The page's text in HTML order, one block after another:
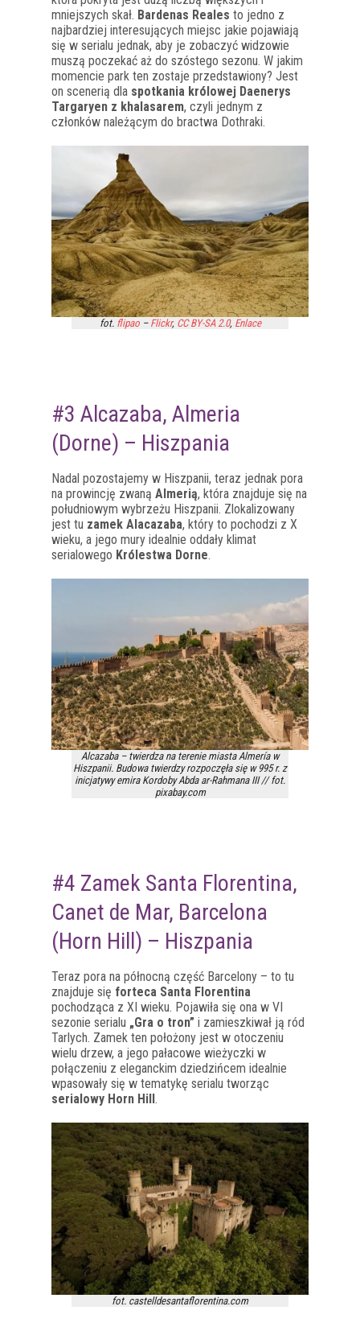
mniejszych skał. Bardenas Reales to jedno z
najbardziej interesujących miejsc jakie pojawiają
się w serialu jednak, aby je zobaczyć widzowie
muszą poczekać aż do szóstego sezonu. W jakim
momencie park ten zostaje przedstawiony? Jest
on scenerią dla spotkania królowej Daenerys
Targaryen z khalasarem, czyli jednym z
członków należącym do bractwa Dothraki.
fot. flipao– Flickr, CC BY-SA 2.0, Enlace
#3 Alcazaba, Almeria
(Dorne) – Hiszpania
Nadal pozostajemy w Hiszpanii, teraz jednak pora
na prowincję zwaną Almerią, która znajduje się na
południowym wybrzeżu Hiszpanii. Zlokalizowany
jest tu zamek Alacazaba, który to pochodzi z X
wieku, a jego mury idealnie oddały klimat
serialowego Królestwa Dorne.
Alcazaba – twierdza na terenie miasta Almería w
Hiszpanii. Budowa twierdzy rozpoczęła się w 995 r. z
inicjatywy emira Kordoby Abda ar-Rahmana III // fot.
pixabay.com
#4 Zamek Santa Florentina,
Canet de Mar, Barcelona
(Horn Hill) – Hiszpania
Teraz pora na północną część Barcelony – to tu
znajduje się forteca Santa Florentina
pochodząca z XI wieku. Pojawiła się ona w VI
sezonie serialu „Gra o tron” i zamieszkiwał ją ród
Tarlych. Zamek ten położony jest w otoczeniu
wielu drzew, a jego pałacowe wieżyczki w
połączeniu z eleganckim dziedzińcem idealnie
wpasowały się w tematykę serialu tworząc
serialowy Horn Hill .
fot. castelldesantaflorentina.com